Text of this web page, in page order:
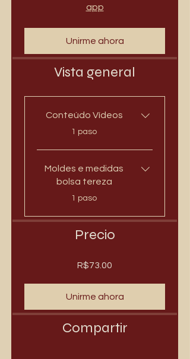
app
Unirme ahora
Vista general
Conteúdo Vídeos
.
1 paso
Moldes e medidas
bolsa tereza
.
1 paso
Precio
R$73.00
Unirme ahora
Compartir